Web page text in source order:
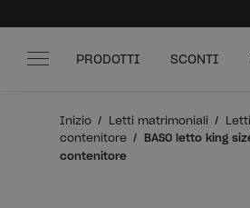
PRODOTTI SCONTI
Inizio Letti matrimoniali
contenitore
BASO letto king
contenitore